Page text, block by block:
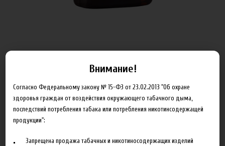
Артикул: x_traditional_0_100
Внимание!
Согласно Федеральному закону № 15-ФЗ от 23.02.2013 "Об охране
здоровья граждан от воздействия окружающего табачного дыма,
последствий потребления табака или потребления никотинсодержащей
продукции":
Запрещена продажа табачных и никотиносодержащих изделий